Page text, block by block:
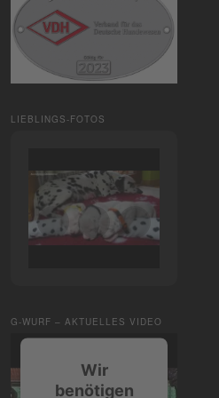
LIEBLINGS-FOTOS
G-WURF – AKTUELLES VIDEO
Wir
benötigen